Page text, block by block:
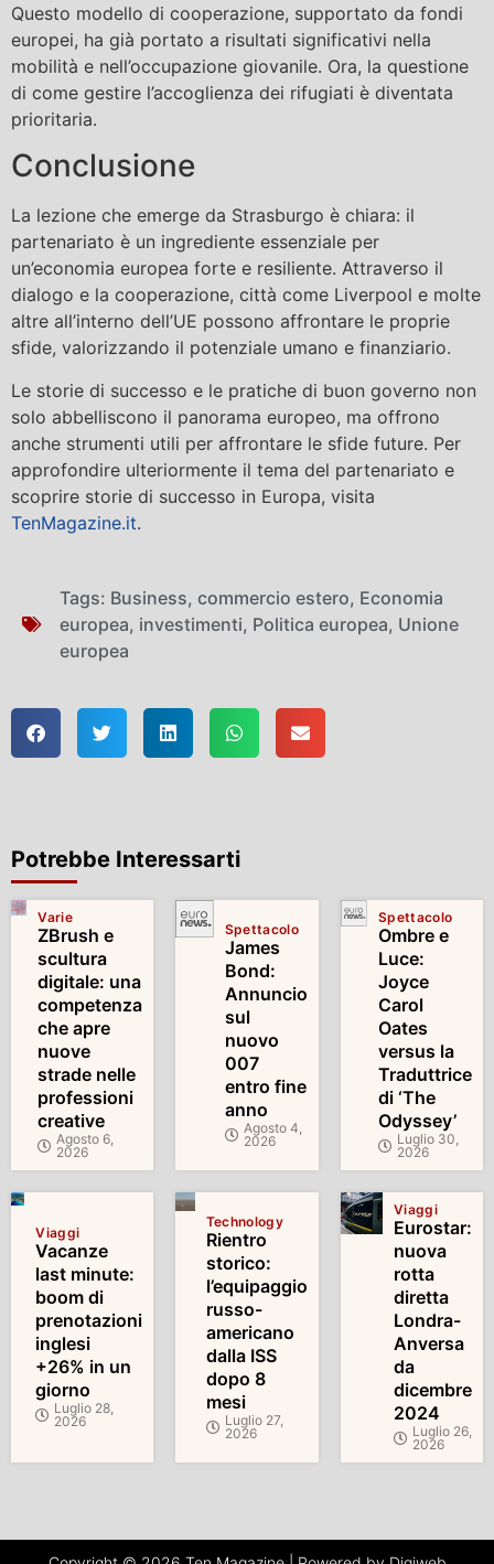
Questo modello di cooperazione, supportato da fondi
europei, ha già portato a risultati significativi nella
mobilità e nell’occupazione giovanile. Ora, la questione
di come gestire l’accoglienza dei rifugiati è diventata
prioritaria.
Conclusione
La lezione che emerge da Strasburgo è chiara: il
partenariato è un ingrediente essenziale per
un’economia europea forte e resiliente. Attraverso il
dialogo e la cooperazione, città come Liverpool e molte
altre all’interno dell’UE possono affrontare le proprie
sfide, valorizzando il potenziale umano e finanziario.
Le storie di successo e le pratiche di buon governo non
solo abbelliscono il panorama europeo, ma offrono
anche strumenti utili per affrontare le sfide future. Per
approfondire ulteriormente il tema del partenariato e
scoprire storie di successo in Europa, visita
TenMagazine.it.
Tags: Business, commercio estero, Economia
europea, investimenti, Politica europea, Unione
europea
Potrebbe Interessarti
Varie
ZBrush e
scultura
digitale: una
competenza
che apre
nuove
strade nelle
professioni
creative
Agosto 6,
2026
Spettacolo
James
Bond:
Annuncio
sul
nuovo
007
entro fine
anno
Agosto 4,
2026
Spettacolo
Ombre e
Luce:
Joyce
Carol
Oates
versus la
Traduttrice
di ‘The
Odyssey’
Luglio 30,
2026
Viaggi
Vacanze
last minute:
boom di
prenotazioni
inglesi
+26% in un
giorno
Luglio 28,
2026
Technology
Rientro
storico:
l’equipaggio
russo-
americano
dalla ISS
dopo 8
mesi
Luglio 27,
2026
Viaggi
Eurostar:
nuova
rotta
diretta
Londra-
Anversa
da
dicembre
2024
Luglio 26,
2026